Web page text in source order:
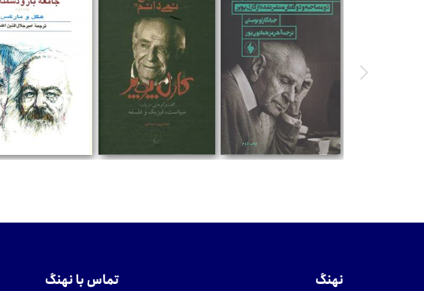
نهنگ تماس با نهنگ